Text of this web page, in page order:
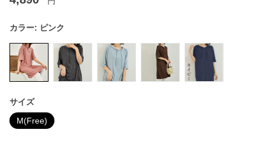
カラー: ピンク
サイズ
M(Free)